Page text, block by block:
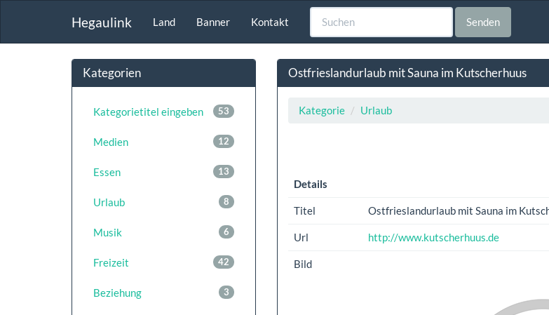
Hegaulink Land Banner Kontakt Senden
Kategorien
53
Kategorietitel eingeben
12
Medien
13
Essen
8
Urlaub
6
Musik
42
Freizeit
3
Beziehung
Ostfrieslandurlaub mit Sauna im Kutscherhuus
Kategorie Urlaub
Details
Titel Ostfrieslandurlaub mit Sauna im
Url http://www.kutscherhuus.de
Bild